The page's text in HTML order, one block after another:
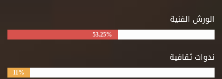
الورش الفنية
53.25%
ندوات ثقافية
11%